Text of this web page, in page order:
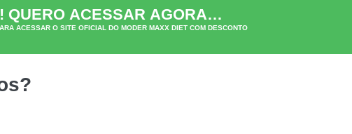
QUERO ACESSAR AGORA…
ACESSAR O SITE OFICIAL DOMODER MAXX DIET COM DESCONTO